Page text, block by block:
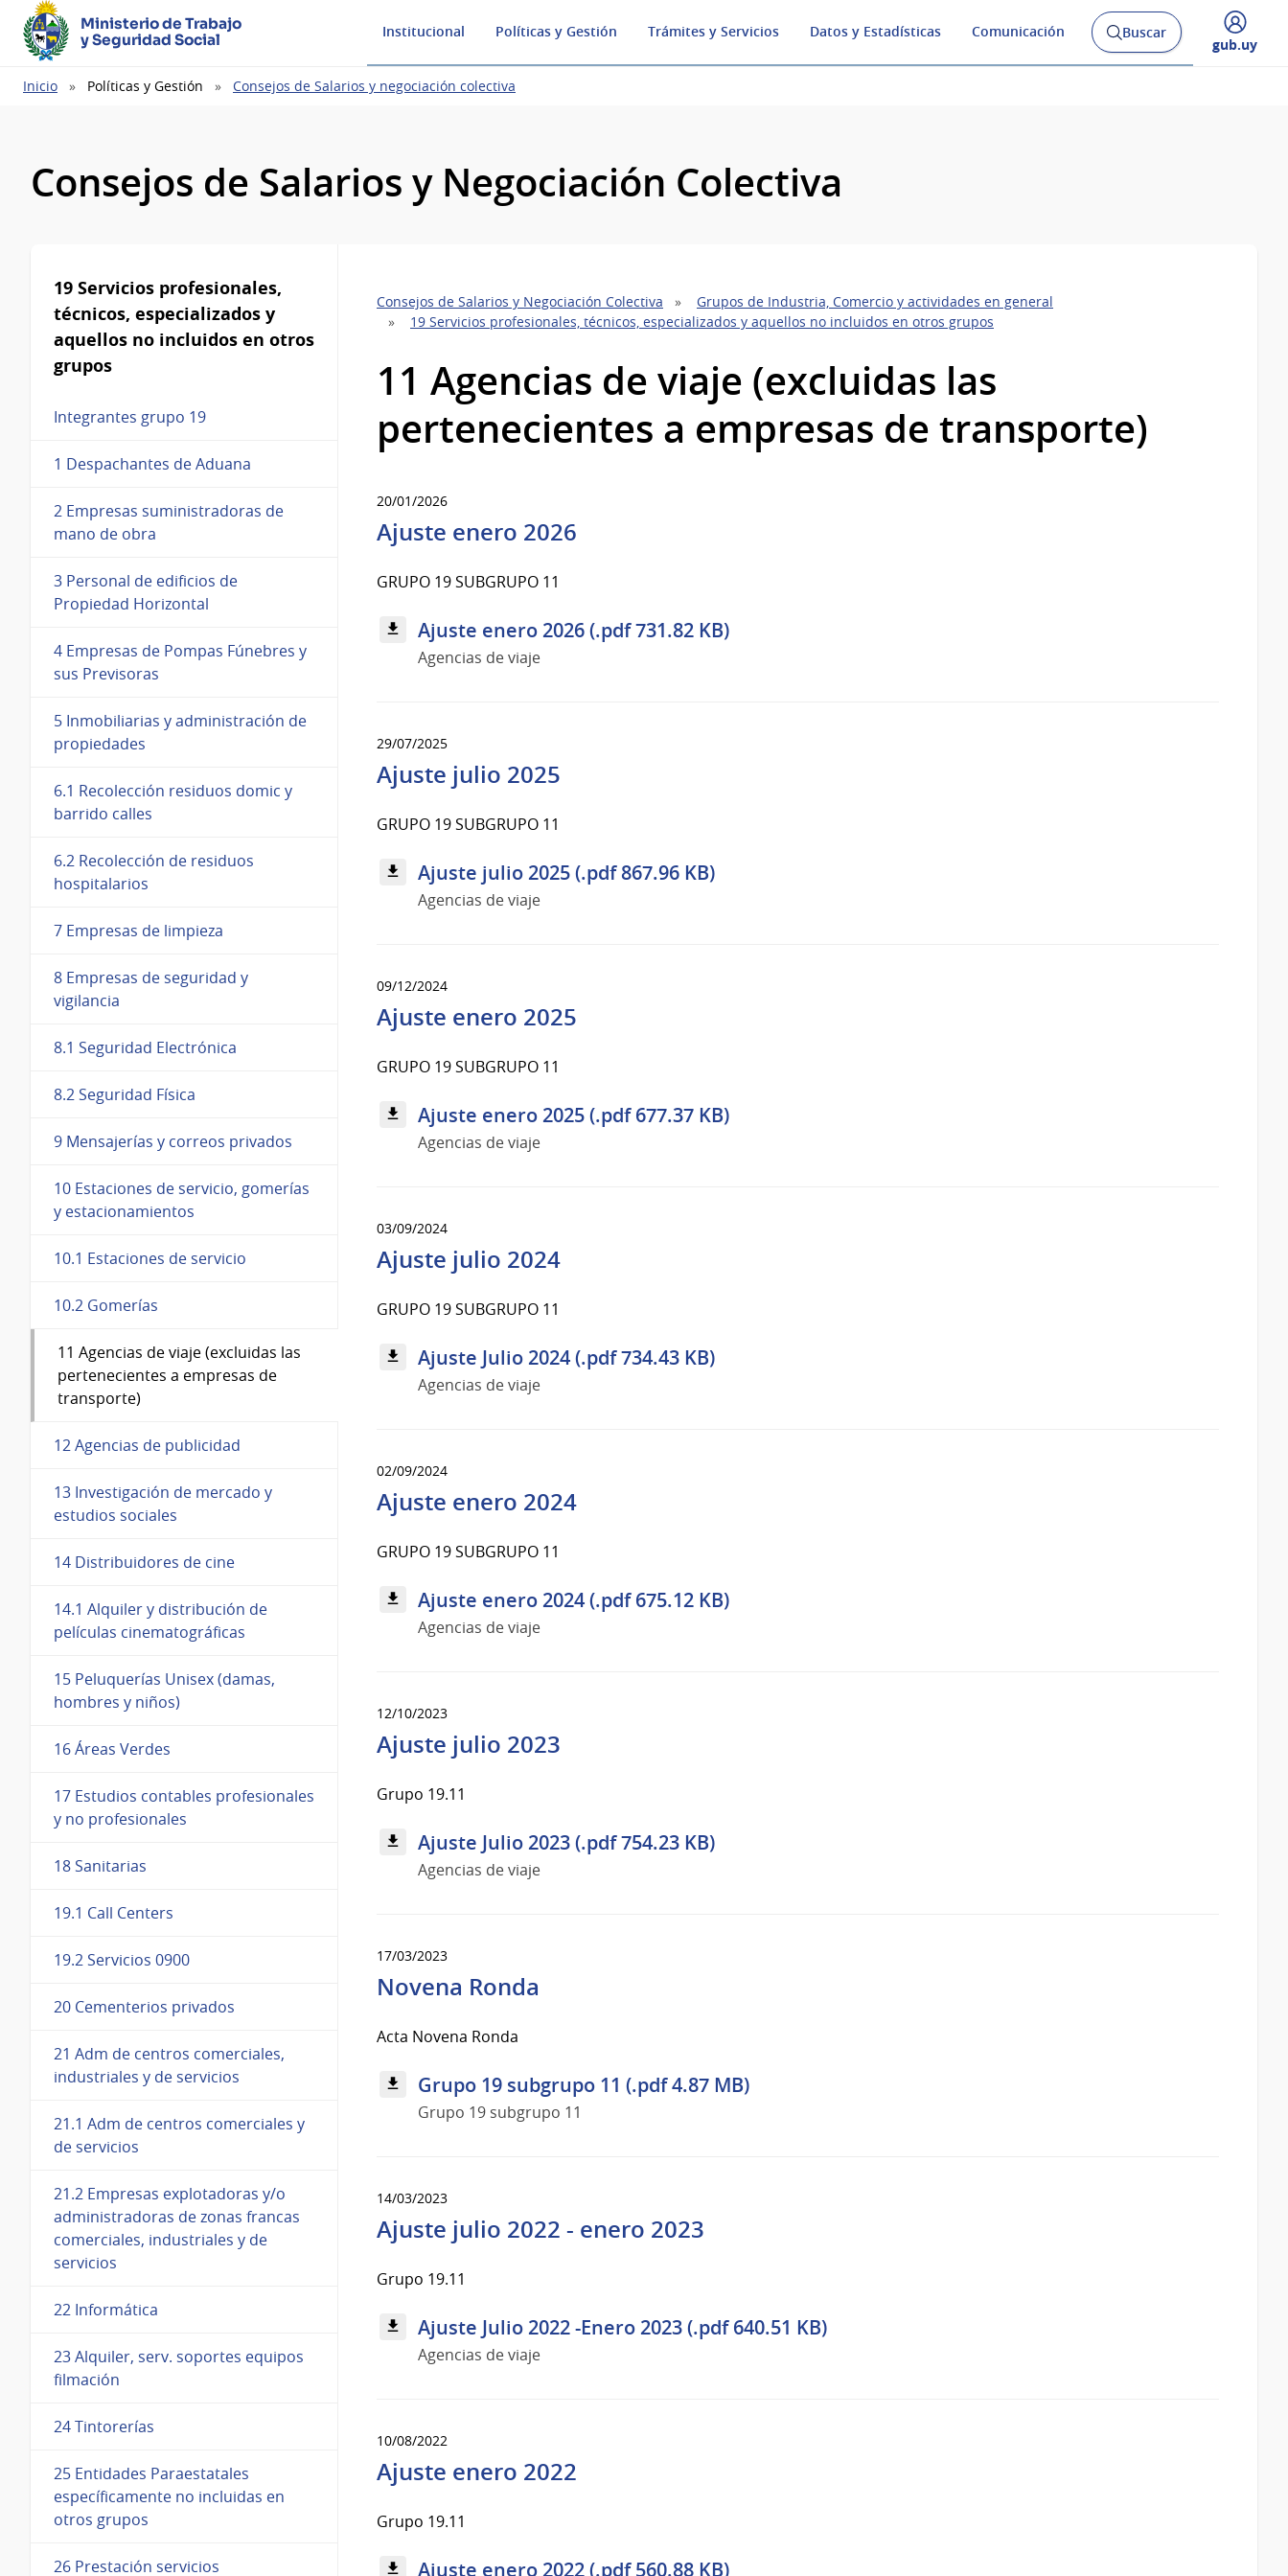
Ministerio de Trabajo
y Seguridad Social
Institucional Políticas y Gestión Trámites y Servicios Datos y Estadísticas Comunicación
Abrir
buscador
Buscar
Desplegar
gub.uy
Ruta
Inicio Políticas y Gestión Consejos de Salarios y negociación colectiva
Consejos de Salarios y Negociación Colectiva
19 Servicios profesionales,
técnicos, especializados y
aquellos no incluidos en otros
grupos
Integrantes grupo 19
1 Despachantes de Aduana
2 Empresas suministradoras de
mano de obra
3 Personal de edificios de
Propiedad Horizontal
4 Empresas de Pompas Fúnebres y
sus Previsoras
5 Inmobiliarias y administración de
propiedades
6.1 Recolección residuos domic y
barrido calles
6.2 Recolección de residuos
hospitalarios
7 Empresas de limpieza
8 Empresas de seguridad y
vigilancia
8.1 Seguridad Electrónica
8.2 Seguridad Física
9 Mensajerías y correos privados
10 Estaciones de servicio, gomerías
y estacionamientos
10.1 Estaciones de servicio
10.2 Gomerías
11 Agencias de viaje (excluidas las
pertenecientes a empresas de
transporte)
12 Agencias de publicidad
13 Investigación de mercado y
estudios sociales
14 Distribuidores de cine
14.1 Alquiler y distribución de
películas cinematográficas
15 Peluquerías Unisex (damas,
hombres y niños)
16 Áreas Verdes
17 Estudios contables profesionales
y no profesionales
18 Sanitarias
19.1 Call Centers
19.2 Servicios 0900
20 Cementerios privados
21 Adm de centros comerciales,
industriales y de servicios
21.1 Adm de centros comerciales y
de servicios
21.2 Empresas explotadoras y/o
administradoras de zonas francas
comerciales, industriales y de
servicios
22 Informática
23 Alquiler, serv. soportes equipos
filmación
24 Tintorerías
25 Entidades Paraestatales
específicamente no incluidas en
otros grupos
26 Prestación servicios
Consejos de Salarios y Negociación Colectiva
Grupos de Industria, Comercio y actividades en general
19 Servicios profesionales, técnicos, especializados y aquellos no incluidos en otros grupos
11 Agencias de viaje (excluidas las
pertenecientes a empresas de transporte)
20/01/2026
Ajuste enero 2026
GRUPO 19 SUBGRUPO 11
Ajuste enero 2026 (.pdf 731.82 KB)
Agencias de viaje
29/07/2025
Ajuste julio 2025
GRUPO 19 SUBGRUPO 11
Ajuste julio 2025 (.pdf 867.96 KB)
Agencias de viaje
09/12/2024
Ajuste enero 2025
GRUPO 19 SUBGRUPO 11
Ajuste enero 2025 (.pdf 677.37 KB)
Agencias de viaje
03/09/2024
Ajuste julio 2024
GRUPO 19 SUBGRUPO 11
Ajuste Julio 2024 (.pdf 734.43 KB)
Agencias de viaje
02/09/2024
Ajuste enero 2024
GRUPO 19 SUBGRUPO 11
Ajuste enero 2024 (.pdf 675.12 KB)
Agencias de viaje
12/10/2023
Ajuste julio 2023
Grupo 19.11
Ajuste Julio 2023 (.pdf 754.23 KB)
Agencias de viaje
17/03/2023
Novena Ronda
Acta Novena Ronda
Grupo 19 subgrupo 11 (.pdf 4.87 MB)
Grupo 19 subgrupo 11
14/03/2023
Ajuste julio 2022 - enero 2023
Grupo 19.11
Ajuste Julio 2022 -Enero 2023 (.pdf 640.51 KB)
Agencias de viaje
10/08/2022
Ajuste enero 2022
Grupo 19.11
Ajuste enero 2022 (.pdf 560.88 KB)